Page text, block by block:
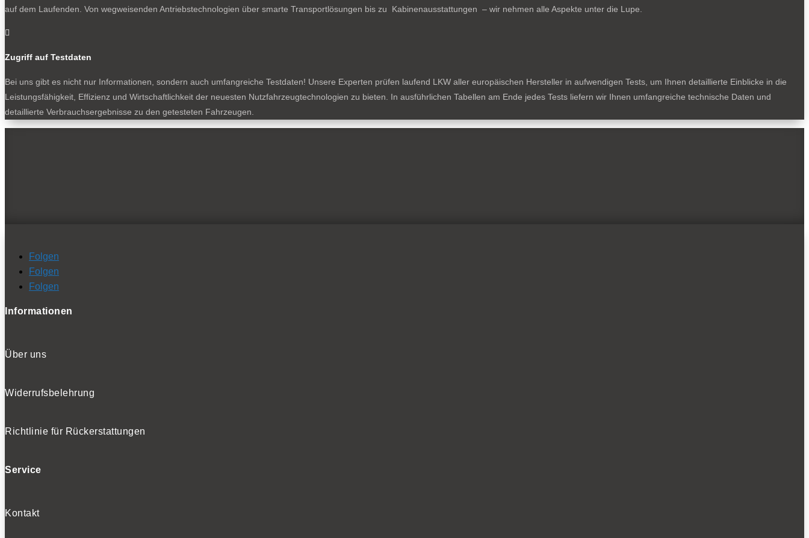
auf dem Laufenden. Von wegweisenden Antriebstechnologien über smarte Transportlösungen bis zu Kabinenausstattungen – wir nehmen alle Aspekte unter die Lupe.

Zugriff auf Testdaten
Bei uns gibt es nicht nur Informationen, sondern auch umfangreiche Testdaten! Unsere Experten prüfen laufend LKW aller europäischen Hersteller in aufwendigen Tests, um Ihnen detaillierte Einblicke in die
Leistungsfähigkeit, Effizienz und Wirtschaftlichkeit der neuesten Nutzfahrzeugtechnologien zu bieten. In ausführlichen Tabellen am Ende jedes Tests liefern wir Ihnen umfangreiche technische Daten und
detaillierte Verbrauchsergebnisse zu den getesteten Fahrzeugen.
Folgen
Folgen
Folgen
Informationen
Über uns
Widerrufsbelehrung
Richtlinie für Rückerstattungen
Service
Kontakt